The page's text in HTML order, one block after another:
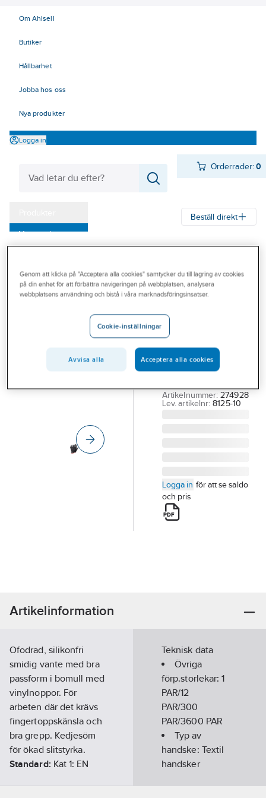
Om Ahlsell
Butiker
Hållbarhet
Jobba hos oss
Nya produkter
Logga in
Orderrader:0
Varumärken
Outlet
Branscher
Beställ direkt
TEGERA®
HANDSKE TEGERA
8125 SVART
BOMULLSTRIKÅ STL
Artikelnummer: 274928
Lev. artikelnr: 8125-10
Logga in för att se saldo
och pris
Artikelinformation
Ofodrad, silikonfri
smidig vante med bra
passform i bomull med
vinylnoppor. För
arbeten där det krävs
fingertoppskänsla och
bra grepp. Kedjesöm
för ökad slitstyrka.
Standard: Kat 1: EN
Teknisk data
Övriga
förp.storlekar:1
PAR/12
PAR/300
PAR/3600 PAR
Typ av
handske: Textil
handsker
Genom att klicka på "Acceptera alla cookies" samtycker du till lagring av cookies
på din enhet för att förbättra navigeringen på webbplatsen, analysera
webbplatsens användning och bistå i våra marknadsföringsinsatser.
Cookie-inställningar
Avvisa alla Acceptera alla cookies